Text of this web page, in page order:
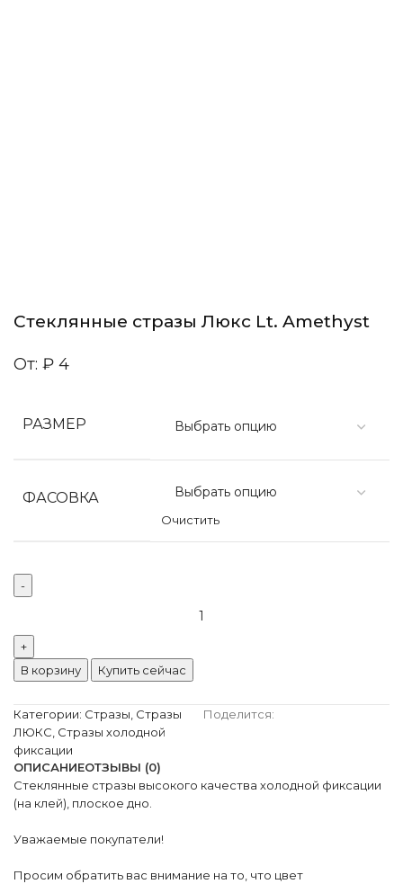
Стеклянные стразы Люкс Lt. Amethyst
От: ₽ 4
РАЗМЕР
ФАСОВКА
Очистить
В корзину Купить сейчас
Категории: Стразы Стразы
ЛЮКС Стразы холодной
фиксации
Поделится:
ОПИСАНИЕОТЗЫВЫ (0)
Стеклянные стразы высокого качества холодной фиксации
(на клей), плоское дно.
Уважаемые покупатели!
Просим обратить вас внимание на то, что цвет